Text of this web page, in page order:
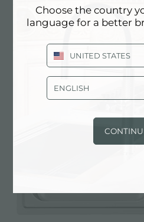
Cuvettes d'angle
Choose the country
language for a better
UNITED STATES
ENGLISH